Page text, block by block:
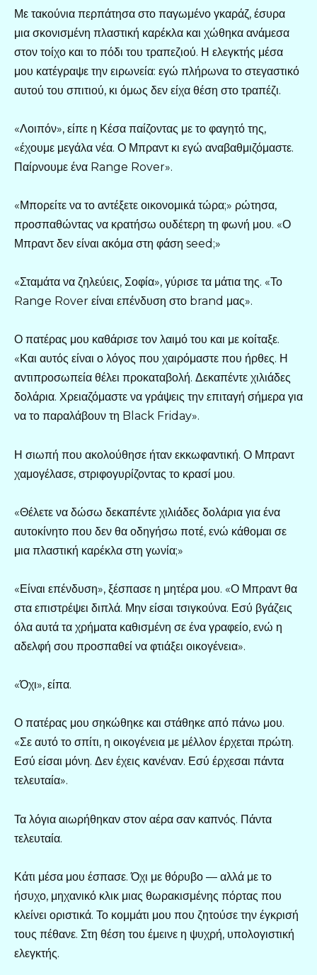
Με τακούνια περπάτησα στο παγωμένο γκαράζ, έσυρα
μια σκονισμένη πλαστική καρέκλα και χώθηκα ανάμεσα
στον τοίχο και το πόδι του τραπεζιού. Η ελεγκτής μέσα
μου κατέγραψε την ειρωνεία: εγώ πλήρωνα το στεγαστικό
αυτού του σπιτιού, κι όμως δεν είχα θέση στο τραπέζι.
«Λοιπόν», είπε η Κέσα παίζοντας με το φαγητό της,
«έχουμε μεγάλα νέα. Ο Μπραντ κι εγώ αναβαθμιζόμαστε.
Παίρνουμε ένα Range Rover».
«Μπορείτε να το αντέξετε οικονομικά τώρα;» ρώτησα,
προσπαθώντας να κρατήσω ουδέτερη τη φωνή μου. «Ο
Μπραντ δεν είναι ακόμα στη φάση seed;»
«Σταμάτα να ζηλεύεις, Σοφία», γύρισε τα μάτια της. «Το
Range Rover είναι επένδυση στο brand μας».
Ο πατέρας μου καθάρισε τον λαιμό του και με κοίταξε.
«Και αυτός είναι ο λόγος που χαιρόμαστε που ήρθες. Η
αντιπροσωπεία θέλει προκαταβολή. Δεκαπέντε χιλιάδες
δολάρια. Χρειαζόμαστε να γράψεις την επιταγή σήμερα για
να το παραλάβουν τη Black Friday».
Η σιωπή που ακολούθησε ήταν εκκωφαντική. Ο Μπραντ
χαμογέλασε, στριφογυρίζοντας το κρασί μου.
«Θέλετε να δώσω δεκαπέντε χιλιάδες δολάρια για ένα
αυτοκίνητο που δεν θα οδηγήσω ποτέ, ενώ κάθομαι σε
μια πλαστική καρέκλα στη γωνία;»
«Είναι επένδυση», ξέσπασε η μητέρα μου. «Ο Μπραντ θα
στα επιστρέψει διπλά. Μην είσαι τσιγκούνα. Εσύ βγάζεις
όλα αυτά τα χρήματα καθισμένη σε ένα γραφείο, ενώ η
αδελφή σου προσπαθεί να φτιάξει οικογένεια».
«Όχι», είπα.
Ο πατέρας μου σηκώθηκε και στάθηκε από πάνω μου.
«Σε αυτό το σπίτι, η οικογένεια με μέλλον έρχεται πρώτη.
Εσύ είσαι μόνη. Δεν έχεις κανέναν. Εσύ έρχεσαι πάντα
τελευταία».
Τα λόγια αιωρήθηκαν στον αέρα σαν καπνός. Πάντα
τελευταία.
Κάτι μέσα μου έσπασε. Όχι με θόρυβο — αλλά με το
ήσυχο, μηχανικό κλικ μιας θωρακισμένης πόρτας που
κλείνει οριστικά. Το κομμάτι μου που ζητούσε την έγκρισή
τους πέθανε. Στη θέση του έμεινε η ψυχρή, υπολογιστική
ελεγκτής.